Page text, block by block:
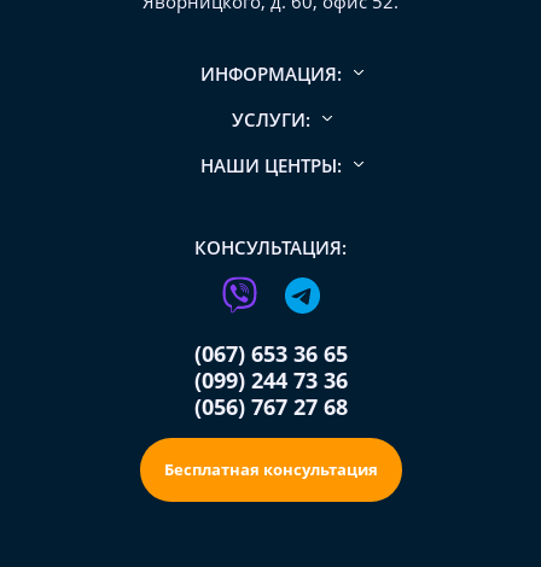
ИНФОРМАЦИЯ:
УСЛУГИ:
НАШИ ЦЕНТРЫ:
КОНСУЛЬТАЦИЯ:
(067) 653 36 65
(099) 244 73 36
(056) 767 27 68
Бесплатная консультация